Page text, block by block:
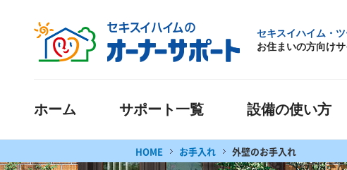
セキスイハイム・
お住まいの方向けサ
ホーム サポート一覧 設備の使い方
HOME お手入れ 外壁のお手入れ